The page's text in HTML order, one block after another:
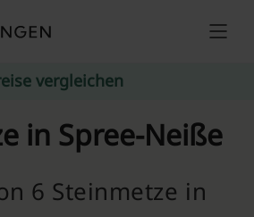
vergleichen
in Spree-Neiße
6 Steinmetze in